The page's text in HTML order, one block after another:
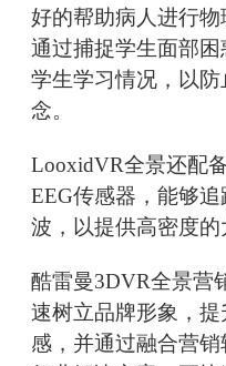
好的帮助病人进行物
通过捕捉学生面部
学生学习情况，以
念。
LooxidVR全景还配
EEG传感器，能够
波，以提供高密度的
酷雷曼3DVR全景营
速树立品牌形象，
感，并通过融合营